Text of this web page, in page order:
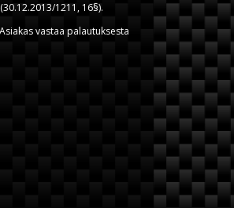
1211, 16§).
vastaa palautuksesta